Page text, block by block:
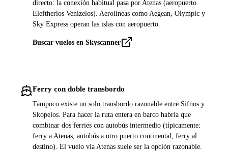
directo: la conexión habitual pasa por Atenas (aeropuerto
Eleftherios Venizelos). Aerolíneas como Aegean, Olympic y
Sky Express operan las islas con aeropuerto.
Buscar vuelos en Skyscanner
Ferry con doble transbordo
Tampoco existe un solo transbordo razonable entre Sifnos y
Skopelos. Para hacer la ruta entera en barco habría que
combinar dos ferries con autobús intermedio (típicamente:
ferry a Atenas, autobús a otro puerto continental, ferry al
destino). El vuelo vía Atenas suele ser la opción razonable.